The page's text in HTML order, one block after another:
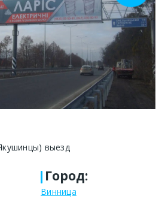
выезд
Город:
Винница